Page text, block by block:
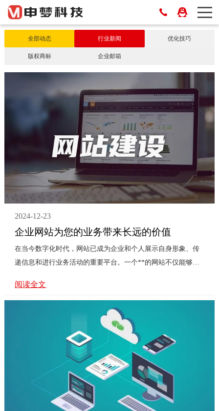
全部动态 行业新闻 优化技巧
版权商标 企业邮箱
2024-12-23
企业网站为您的业务带来长远的价值
在当今数字化时代，网站已成为企业和个人展示自身形象、传
递信息和进行业务活动的重要平台。一个**的网站不仅能够吸
建设的关键要素和步骤，帮助您打造一个成功的网站。###
人的线上名片，通过精心设计的网站，可以有效展示品牌形
象，增强用户的信任感和认同感。2. **信息传递与互动**：网
站是传递信息和与用户互动的有效渠道。通过发布新闻、产品
信息、博客等内容，可以及时向用户传达最新动态，并通过留
言、评论等功能···
阅读全文